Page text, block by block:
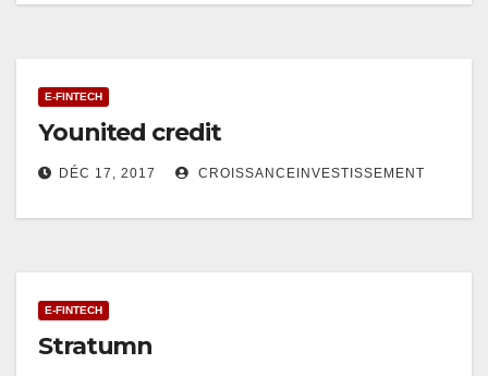
E-FINTECH
Younited credit
DÉC 17, 2017 CROISSANCEINVESTISSEMENT
E-FINTECH
Stratumn